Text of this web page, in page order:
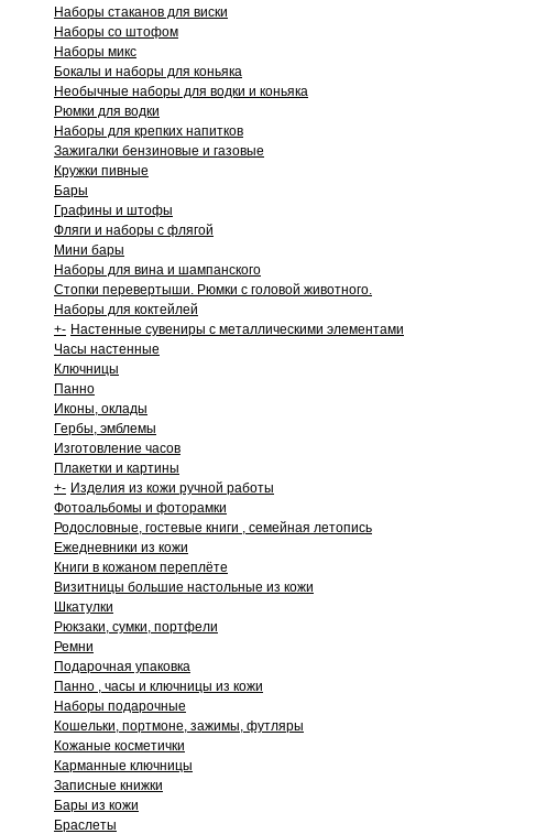
Наборы стаканов для виски
Наборы со штофом
Наборы микс
Бокалы и наборы для коньяка
Необычные наборы для водки и коньяка
Рюмки для водки
Наборы для крепких напитков
Зажигалки бензиновые и газовые
Кружки пивные
Бары
Графины и штофы
Фляги и наборы с флягой
Мини бары
Наборы для вина и шампанского
Стопки перевертыши. Рюмки с головой животного.
Наборы для коктейлей
+- Настенные сувениры с металлическими элементами
Часы настенные
Ключницы
Панно
Иконы, оклады
Гербы, эмблемы
Изготовление часов
Плакетки и картины
+- Изделия из кожи ручной работы
Фотоальбомы и фоторамки
Родословные, гостевые книги , семейная летопись
Ежедневники из кожи
Книги в кожаном переплёте
Визитницы большие настольные из кожи
Шкатулки
Рюкзаки, сумки, портфели
Ремни
Подарочная упаковка
Панно , часы и ключницы из кожи
Наборы подарочные
Кошельки, портмоне, зажимы, футляры
Кожаные косметички
Карманные ключницы
Записные книжки
Бары из кожи
Браслеты